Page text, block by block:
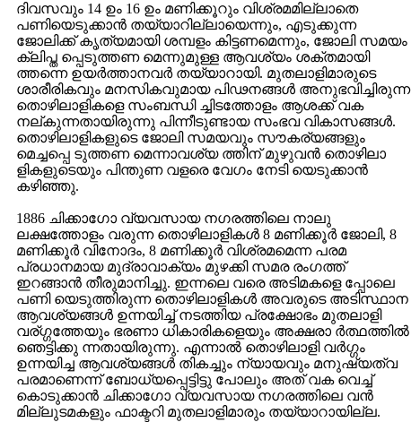
ദിവസവും 14 ഉം 16 ഉം മണിക്കൂറും വിശ്രമമില്ലാതെ
പണിയെടുക്കാന്‍ തയ്യാറില്ലായെന്നും, എടുക്കുന്ന
ജോലിക്ക് കൃത്യമായി ശമ്പളം കിട്ടണമെന്നും, ജോലി സമയം
ക്ലിപ്ത പ്പെടുത്തണ മെന്നുമുള്ള ആവശ്യം ശക്തമായി
ത്തന്നെ ഉയര്‍ത്താനവര്‍ തയ്യാറായി. മുതലാളിമാരുടെ
ശാരീരികവും മനസികവുമായ പിഢനങ്ങള്‍ അനുഭവിച്ചിരുന്ന
തൊഴിലാളികളെ സംബന്ധി ച്ചിടത്തോളം ആശക്ക് വക
നല്കുന്നതായിരുന്നു പിന്നീടുണ്ടായ സംഭവ വികാസങ്ങള്‍.
തൊഴിലാളികളുടെ ജോലി സമയവും സൗകര്യങ്ങളും
മെച്ചപ്പെ ടുത്തണ മെന്നാവശ്യ ത്തിന് മുഴുവന്‍ തൊഴിലാ
ളികളുടെയും പിന്തുണ വളരെ വേഗം നേടി യെടുക്കാന്‍
കഴിഞ്ഞു.
1886 ചിക്കാഗോ വ്യവസായ നഗരത്തിലെ നാലു
ലക്ഷത്തോളം വരുന്ന തൊഴിലാളികള്‍ 8 മണിക്കൂര്‍ ജോലി, 8
മണിക്കൂര്‍ വിനോദം, 8 മണിക്കൂര്‍ വിശ്രമമെന്ന പരമ
പ്രധാനമായ മുദ്രാവാക്യം മുഴക്കി സമര രംഗത്ത്
ഇറങ്ങാന്‍ തീരുമാനിച്ചു. ഇന്നലെ വരെ അടിമകളെ പ്പോലെ
പണി യെടുത്തിരുന്ന തൊഴിലാളികള്‍ അവരുടെ അടിസ്ഥാന
ആവശ്യങ്ങള്‍ ഉന്നയിച്ച് നടത്തിയ പ്രക്ഷോഭം മുതലാളി
വര്ഗ്ഗത്തേയും ഭരണാ ധികാരികളെയും അക്ഷരാ ര്‍ത്ഥത്തില്‍
ഞെട്ടിക്കു ന്നതായിരുന്നു. എന്നാല്‍ തൊഴിലാളി വര്‍ഗ്ഗം
ഉന്നയിച്ച ആവശ്യങ്ങള്‍ തികച്ചും ന്യായവും മനുഷ്യത്വ
പരമാണെന്ന് ബോധ്യപ്പെട്ടിട്ടു പോലും അത് വക വെച്ച്
കൊടുക്കാന്‍ ചിക്കാഗോ വ്യവസായ നഗരത്തിലെ വന്‍
മില്ലുടമകളും ഫാക്ടറി മുതലാളിമാരും തയ്യാറായില്ല.